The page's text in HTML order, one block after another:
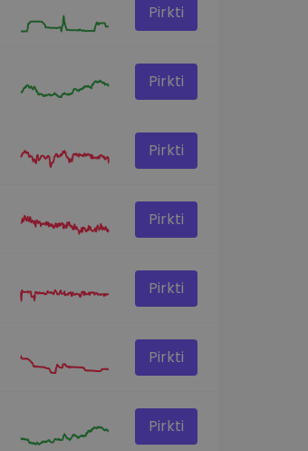
Pirkti
Pirkti
Pirkti
Pirkti
Pirkti
Pirkti
Pirkti